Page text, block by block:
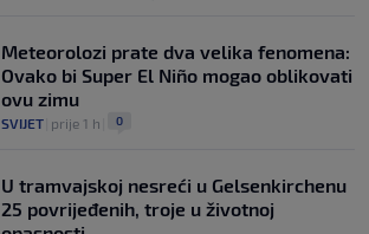
Meteorolozi prate dva velika fenomena:
Ovako bi Super El Niño mogao oblikovati
ovu zimu
SVIJET prije 1 h 0
U tramvajskoj nesreći u Gelsenkirchenu
25 povrijeđenih, troje u životnoj